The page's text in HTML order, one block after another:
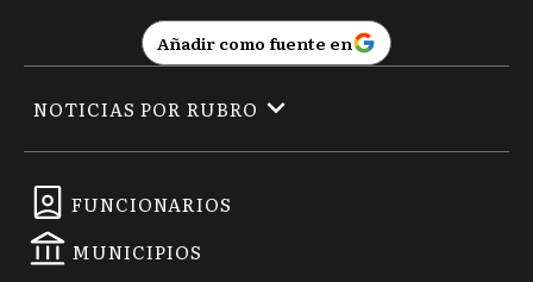
Añadir como fuente en
FUNCIONARIOS
MUNICIPIOS
NOTICIAS POR RUBRO